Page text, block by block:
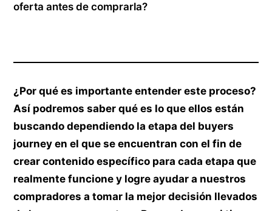
oferta antes de comprarla?
¿Por qué es importante entender este proceso?
Así podremos saber qué es lo que ellos están
buscando dependiendo la etapa del buyers
journey en el que se encuentran con el fin de
crear contenido específico para cada etapa que
realmente funcione y logre ayudar a nuestros
compradores a tomar la mejor decisión llevados